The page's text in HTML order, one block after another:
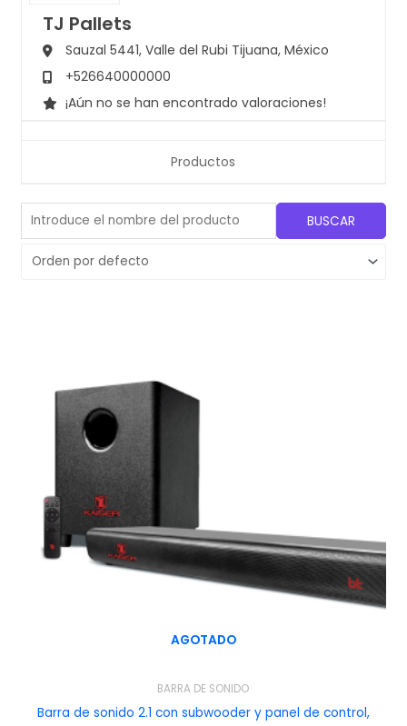
TJ Pallets
Sauzal 5441, Valle del Rubi Tijuana, México
+526640000000
¡Aún no se han encontrado valoraciones!
Productos
AGOTADO
BARRA DE SONIDO
Barra de sonido 2.1 con subwooder y panel de control,